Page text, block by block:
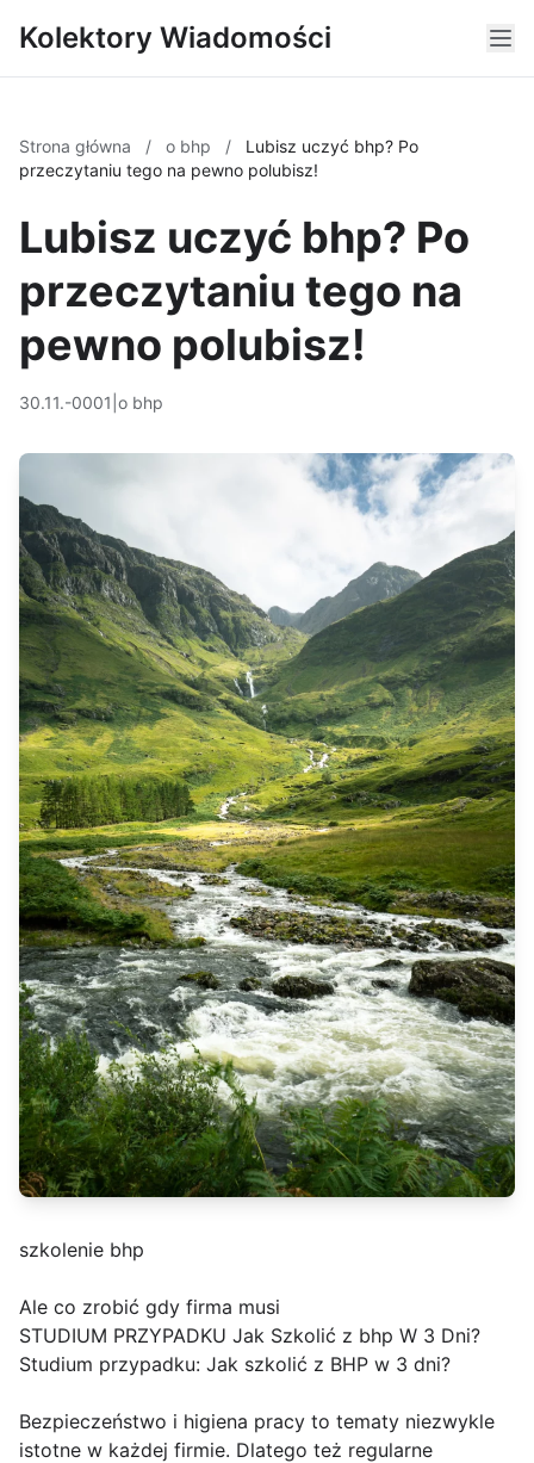
Kolektory Wiadomości
Strona główna / o bhp /
Lubisz uczyć bhp? Po
przeczytaniu tego na pewno polubisz!
Lubisz uczyć bhp? Po
przeczytaniu tego na
pewno polubisz!
30.11.-0001 o bhp
szkolenie bhp
Ale co zrobić gdy firma musi
STUDIUM PRZYPADKU Jak Szkolić z bhp W 3 Dni?
Studium przypadku: Jak szkolić z BHP w 3 dni?
Bezpieczeństwo i higiena pracy to tematy niezwykle
istotne w każdej firmie. Dlatego też regularne